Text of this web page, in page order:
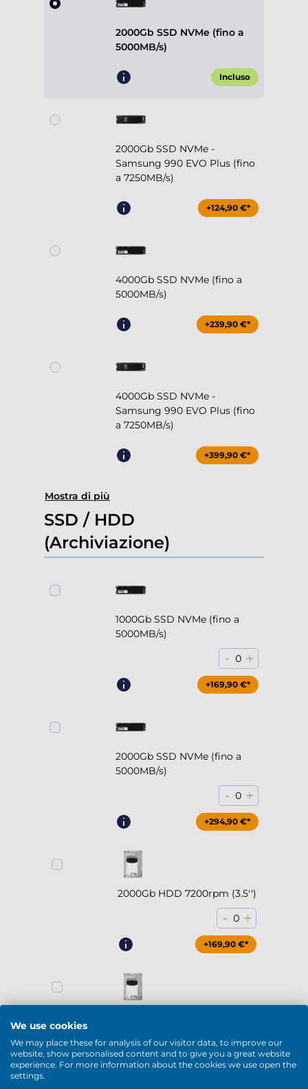
2000Gb SSD NVMe (fino a
5000MB/s)
Incluso
2000Gb SSD NVMe -
Samsung 990 EVO Plus (fino
a 7250MB/s)
+124,90 €*
4000Gb SSD NVMe (fino a
5000MB/s)
+239,90 €*
4000Gb SSD NVMe -
Samsung 990 EVO Plus (fino
a 7250MB/s)
+399,90 €*
Mostra di più
SSD / HDD
(Archiviazione)
1000Gb SSD NVMe (fino a
5000MB/s)
- 0 +
+169,90 €*
2000Gb SSD NVMe (fino a
5000MB/s)
- 0 +
+294,90 €*
2000Gb HDD 7200rpm (3.5'')
- 0 +
+169,90 €*
- 0 +
+229,90 €*
We use cookies
We may place these for analysis of our visitor data, to improve our
website, show personalised content and to give you a great website
experience. For more information about the cookies we use open the
settings.